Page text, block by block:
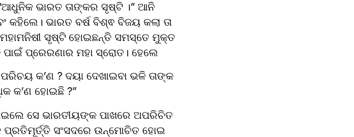
ଭାରତ ତାଙ୍କର ସୃଷ୍ଟି ।” ଆନି
କହିଲେ। ଭାରତ ବର୍ଷ ବିଶ୍ଵ ବିଜୟ କଲା ତା
ମହାମନିଷୀ ସୃଷ୍ଟି ହୋଇଛନ୍ତି ସମସ୍ତେ ମୁକ୍ତ
ପ୍ରେରଣାର ମହା ସ୍ରୋତ। ହେଲେ
କ’ଣ ? ଦୟା ଦେଖାଇବା ଭଳି ତାଙ୍କ
କ’ଣ ହୋଇଛି ?”
ସେ ଭାରତୀୟଙ୍କ ପାଖରେ ଅପରିଚିତ
ପ୍ରତିମୂର୍ତ୍ତି ସଂସଦରେ ଉନ୍ମୋଚିତ ହୋଇ